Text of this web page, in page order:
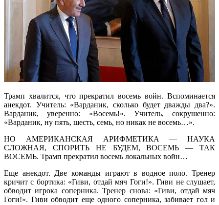
Трамп хвалится, что прекратил восемь войн. Вспоминается
анекдот. Учитель: «Варданик, сколько будет дважды два?».
Варданик, уверенно: «Восемь!». Учитель, сокрушенно:
«Варданик, ну пять, шесть, семь, но никак не восемь…».
НО АМЕРИКАНСКАЯ АРИФМЕТИКА — НАУКА
СЛОЖНАЯ, СПОРИТЬ НЕ БУДЕМ, ВОСЕМЬ — ТАК
ВОСЕМЬ. Трамп прекратил восемь локальных войн…
Еще анекдот. Две команды играют в водное поло. Тренер
кричит с бортика: «Гиви, отдай мяч Гоги!». Гиви не слушает,
обводит игрока соперника. Тренер снова: «Гиви, отдай мяч
Гоги!». Гиви обводит еще одного соперника, забивает гол и